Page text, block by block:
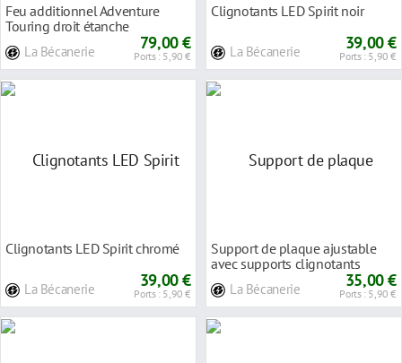
Feu additionnel Adventure
Touring droit étanche
La Bécanerie 79,00 €
Ports : 5,90 €
Clignotants LED Spirit noir
La Bécanerie 39,00 €
Ports : 5,90 €
Clignotants LED Spirit chromé
La Bécanerie 39,00 €
Ports : 5,90 €
Support de plaque ajustable
avec supports clignotants
La Bécanerie 35,00 €
Ports : 5,90 €